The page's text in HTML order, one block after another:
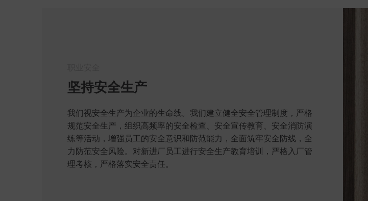
坚持安全生产
我们视安全生产为企业的生命线。我们建立健全安全管理制度，严格
规范安全生产，组织高频率的安全检查、安全宣传教育、安全消防演
练等活动，增强员工的安全意识和防范能力，全面筑牢安全防线，全
力防范安全风险。对新进厂员工进行安全生产教育培训，严格入厂管
理考核，严格落实安全责任。